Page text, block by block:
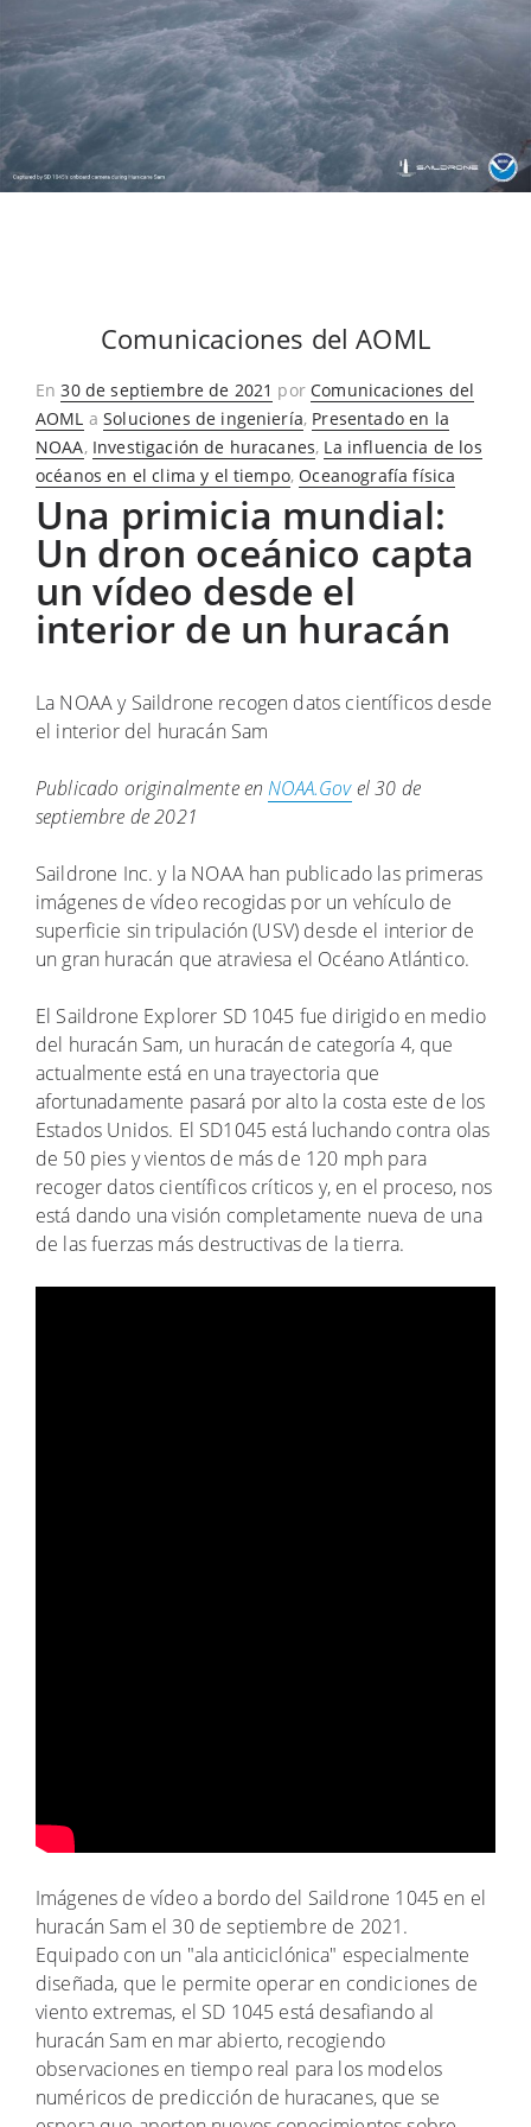
Comunicaciones del AOML
EnPublicado
en
30 de septiembre de 2021 porComunicaciones del
AOML aSoluciones de ingeniería, Presentado en la
NOAA, Investigación de huracanes, La influencia de los
océanos en el clima y el tiempo,Oceanografía física
Una primicia mundial:
Un dron oceánico capta
un vídeo desde el
interior de un huracán
La NOAA y Saildrone recogen datos científicos desde
el interior del huracán Sam
Publicado originalmente enNOAA.Govel 30 de
septiembre de 2021
Saildrone Inc. y la NOAA han publicado las primeras
imágenes de vídeo recogidas por un vehículo de
superficie sin tripulación (USV) desde el interior de
un gran huracán que atraviesa el Océano Atlántico.
El Saildrone Explorer SD 1045 fue dirigido en medio
del huracán Sam, un huracán de categoría 4, que
actualmente está en una trayectoria que
afortunadamente pasará por alto la costa este de los
Estados Unidos. El SD1045 está luchando contra olas
de 50 pies y vientos de más de 120 mph para
recoger datos científicos críticos y, en el proceso, nos
está dando una visión completamente nueva de una
de las fuerzas más destructivas de la tierra.
Imágenes de vídeo a bordo del Saildrone 1045 en el
huracán Sam el 30 de septiembre de 2021.
Equipado con un "ala anticiclónica" especialmente
diseñada, que le permite operar en condiciones de
viento extremas, el SD 1045 está desafiando al
huracán Sam en mar abierto, recogiendo
observaciones en tiempo real para los modelos
numéricos de predicción de huracanes, que se